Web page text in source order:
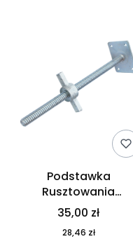
Podstawka
Rusztowania
Warszawskie fi 26mm
60cm PEŁNY PRĘT
35,00 zł
28,46 zł